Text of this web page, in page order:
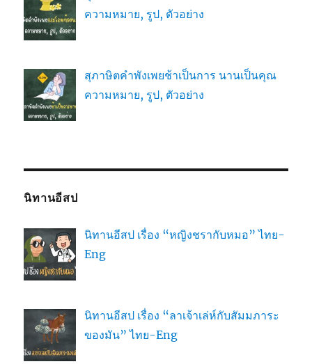
ความหมาย, รูป, ตัวอย่าง
สุภาษิตคำพังเพยช้าเป็นการ นานเป็นคุณ
ความหมาย, รูป, ตัวอย่าง
นิทานอีสป
นิทานอีสป เรื่อง “หญิงชรากับหมอ” ไทย-
Eng
นิทานอีสป เรื่อง “ลาเจ้าเล่ห์กับสัมมภาระ
ของมัน” ไทย-Eng